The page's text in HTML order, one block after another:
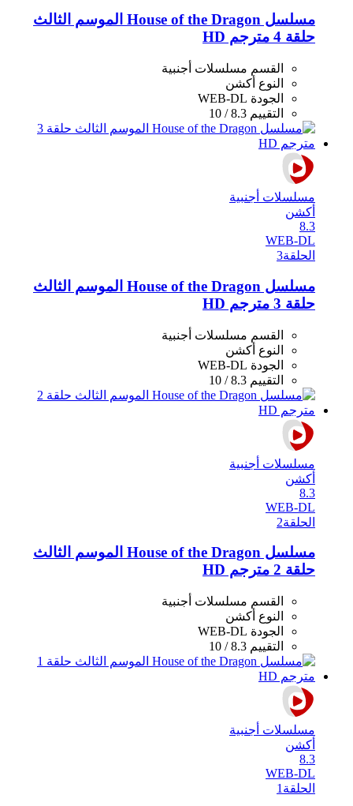
مسلسل House of the Dragon الموسم الثالث
حلقة 4 مترجم HD
القسم مسلسلات أجنبية
النوع أكشن
الجودة WEB-DL
التقييم 8.3 / 10
مسلسلات أجنبية
أكشن
8.3
WEB-DL
الحلقة3
مسلسل House of the Dragon الموسم الثالث
حلقة 3 مترجم HD
القسم مسلسلات أجنبية
النوع أكشن
الجودة WEB-DL
التقييم 8.3 / 10
مسلسلات أجنبية
أكشن
8.3
WEB-DL
الحلقة2
مسلسل House of the Dragon الموسم الثالث
حلقة 2 مترجم HD
القسم مسلسلات أجنبية
النوع أكشن
الجودة WEB-DL
التقييم 8.3 / 10
مسلسلات أجنبية
أكشن
8.3
WEB-DL
الحلقة 1